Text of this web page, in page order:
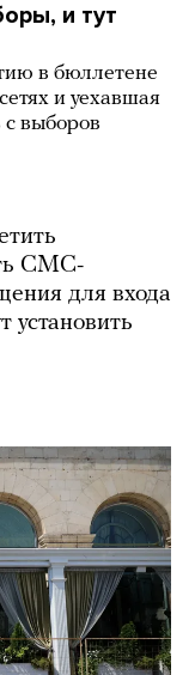
и тут
в бюллетене
и уехавшая
выборов
СМС-
для входа
установить